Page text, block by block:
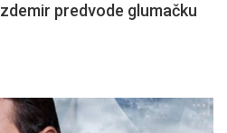
predvode glumačku